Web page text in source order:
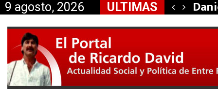
9 agosto, 2026 ULTIMAS
a Mauricio «Palito»…